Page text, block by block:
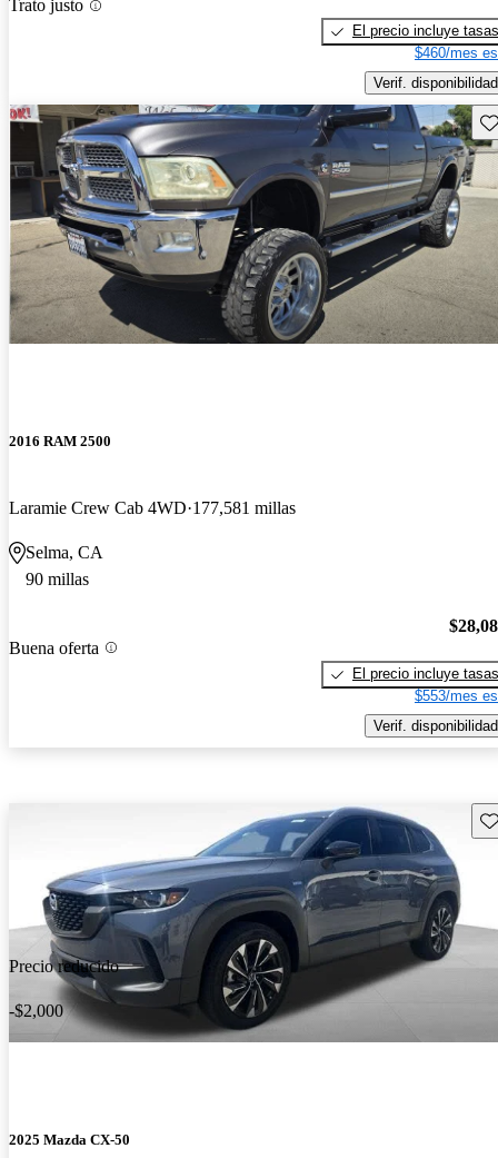
Trato justo
El precio incluye tasas
$460/mes
Verif. disponibilidad
2016 RAM 2500
Laramie Crew Cab 4WD 177,581 millas
Selma, CA
90 millas
Buena oferta
El precio incluye tasas
$553/mes
Verif. disponibilidad
Precio reducido
-$2,000
2025 Mazda CX-50